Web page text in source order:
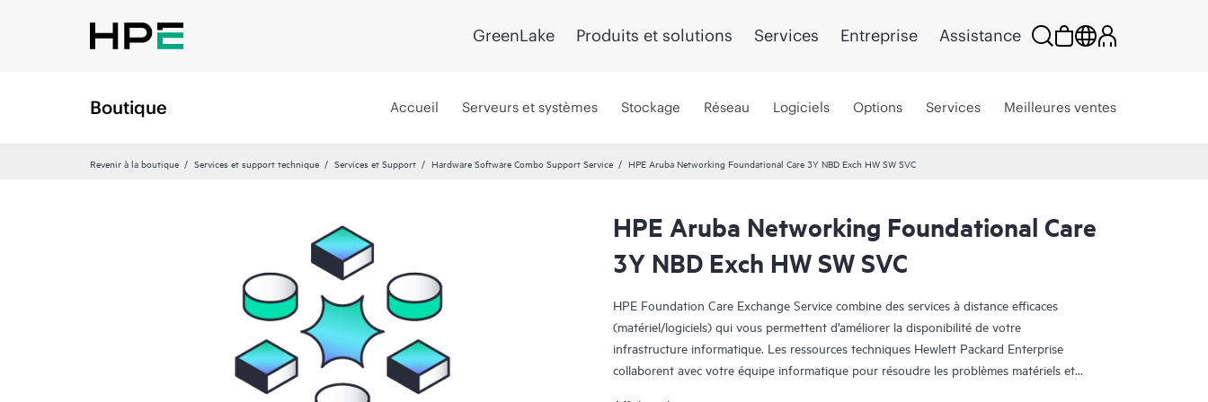
GreenLake Produits et solutions Services Entreprise Assistance
Boutique Accueil Serveurs et systèmes Stockage Réseau Logiciels Options Services Meilleures ventes
Revenir à la boutique Services et support technique Services et Support Hardware Software Combo Support Service HPE Aruba Networking Foundational Care 3Y NBD Exch HW SW SVC
HPE Aruba Networking Foundational Care
3Y NBD Exch HW SW SVC
HPE Foundation Care Exchange Service combine des services à distance efficaces
(matériel/logiciels) qui vous permettent d’améliorer la disponibilité de votre
infrastructure informatique. Les ressources techniques Hewlett Packard Enterprise
collaborent avec votre équipe informatique pour résoudre les problèmes matériels et